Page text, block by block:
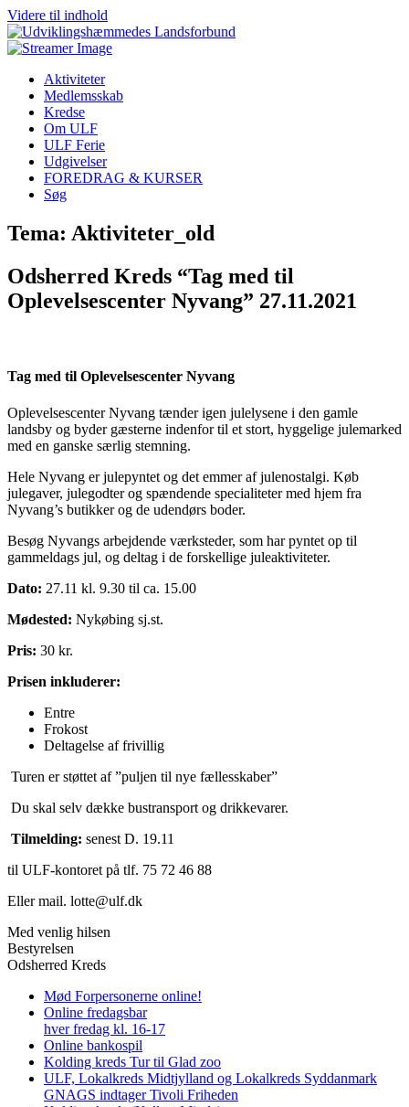
Videre til indhold
Aktiviteter
Medlemsskab
Kredse
Om ULF
ULF Ferie
Udgivelser
FOREDRAG & KURSER
Søg
Tema: Aktiviteter_old
Odsherred Kreds “Tag med til
Oplevelsescenter Nyvang” 27.11.2021
Tag med til Oplevelsescenter Nyvang
Oplevelsescenter Nyvang tænder igen julelysene i den gamle
landsby og byder gæsterne indenfor til et stort, hyggelige julemarked
med en ganske særlig stemning.
Hele Nyvang er julepyntet og det emmer af julenostalgi. Køb
julegaver, julegodter og spændende specialiteter med hjem fra
Nyvang’s butikker og de udendørs boder.
Besøg Nyvangs arbejdende værksteder, som har pyntet op til
gammeldags jul, og deltag i de forskellige juleaktiviteter.
Dato: 27.11 kl. 9.30 til ca. 15.00
Mødested: Nykøbing sj.st.
Pris: 30 kr.
Prisen inkluderer:
Entre
Frokost
Deltagelse af frivillig
Turen er støttet af ”puljen til nye fællesskaber”
Du skal selv dække bustransport og drikkevarer.
Tilmelding: senest D. 19.11
til ULF-kontoret på tlf. 75 72 46 88
Eller mail. lotte@ulf.dk
Med venlig hilsen
Bestyrelsen
Odsherred Kreds
Mød Forpersonerne online!
Online fredagsbar
hver fredag kl. 16-17
Online bankospil
Kolding kreds Tur til Glad zoo
ULF, Lokalkreds Midtjylland og Lokalkreds Syddanmark
GNAGS indtager Tivoli Friheden